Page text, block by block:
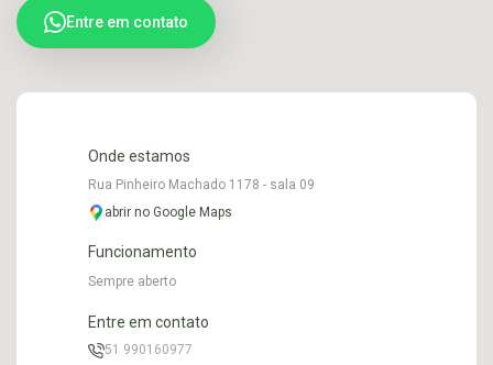
Entre em contato
Onde estamos
Rua Pinheiro Machado 1178 - sala 09
abrir no Google Maps
Funcionamento
Sempre aberto
Entre em contato
51 990160977